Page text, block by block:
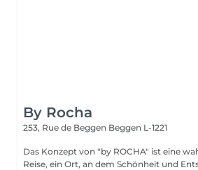
By Rocha
253, Rue de Beggen Beggen L-1221
Das Konzept von "by ROCHA" ist eine
Reise, ein Ort, an dem Schönheit und